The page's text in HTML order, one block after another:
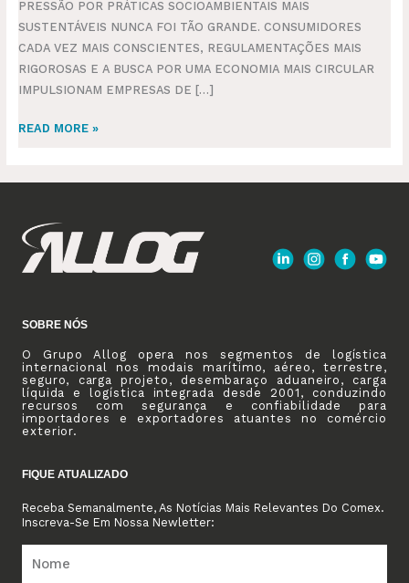
PRESSÃO POR PRÁTICAS SOCIOAMBIENTAIS MAIS
SUSTENTÁVEIS NUNCA FOI TÃO GRANDE. CONSUMIDORES
CADA VEZ MAIS CONSCIENTES, REGULAMENTAÇÕES MAIS
RIGOROSAS E A BUSCA POR UMA ECONOMIA MAIS CIRCULAR
IMPULSIONAM EMPRESAS DE […]
READ MORE »
SOBRE NÓS
O Grupo Allog opera nos segmentos de logística
internacional nos modais marítimo, aéreo, terrestre,
seguro, carga projeto, desembaraço aduaneiro, carga
líquida e logística integrada desde 2001, conduzindo
recursos com segurança e confiabilidade para
importadores e exportadores atuantes no comércio
exterior.
FIQUE ATUALIZADO
Receba Semanalmente, As Notícias Mais Relevantes Do Comex.
Inscreva-Se Em Nossa Newletter: